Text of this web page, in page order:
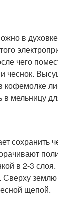
в
чего
чеснок.
кофемолке
в мельницу
сохранить
в 2-3
Сверху
щепой.